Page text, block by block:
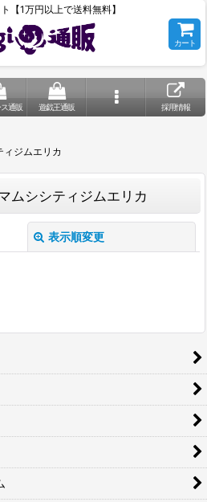
【1万円以上で送料無料】
カート
通販 遊戯王通販 採用情報
ジムエリカ
ムシシティジムエリカ
表示順変更